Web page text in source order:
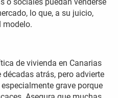
lo que, a su juicio,
modelo.
de vivienda en Canarias
atrás, pero advierte
grave porque